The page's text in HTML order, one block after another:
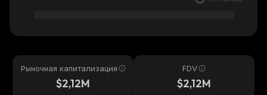
Рыночная капитализация
$2,12M
FDV
$2,12M